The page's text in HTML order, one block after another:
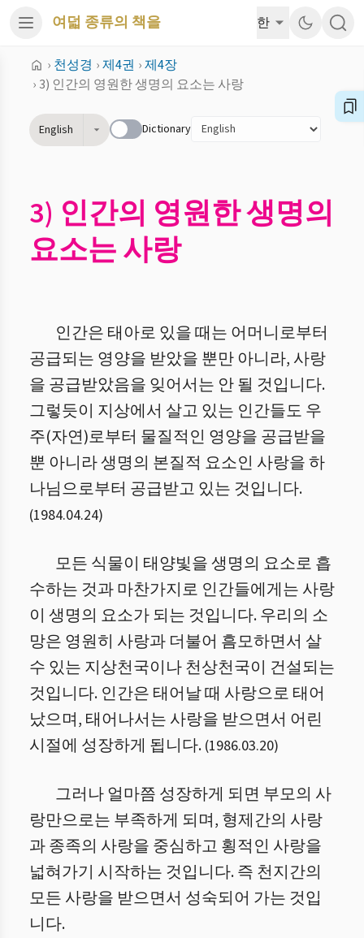
여덟 종류의 책을 한
› 천성경 ›제4권 ›제4장
› 3) 인간의 영원한 생명의 요소는 사랑
English Dictionary
3) 인간의 영원한 생명의
요소는 사랑
인간은 태아로 있을 때는 어머니로부터
공급되는 영양을 받았을 뿐만 아니라, 사랑
을 공급받았음을 잊어서는 안 될 것입니다.
그렇듯이 지상에서 살고 있는 인간들도 우
주(자연)로부터 물질적인 영양을 공급받을
뿐 아니라 생명의 본질적 요소인 사랑을 하
나님으로부터 공급받고 있는 것입니다.
(1984.04.24)
모든 식물이 태양빛을 생명의 요소로 흡
수하는 것과 마찬가지로 인간들에게는 사랑
이 생명의 요소가 되는 것입니다. 우리의 소
망은 영원히 사랑과 더불어 흠모하면서 살
수 있는 지상천국이나 천상천국이 건설되는
것입니다. 인간은 태어날 때 사랑으로 태어
났으며, 태어나서는 사랑을 받으면서 어린
시절에 성장하게 됩니다. (1986.03.20)
그러나 얼마쯤 성장하게 되면 부모의 사
랑만으로는 부족하게 되며, 형제간의 사랑
과 종족의 사랑을 중심하고 횡적인 사랑을
넓혀가기 시작하는 것입니다. 즉 천지간의
모든 사랑을 받으면서 성숙되어 가는 것입
니다.